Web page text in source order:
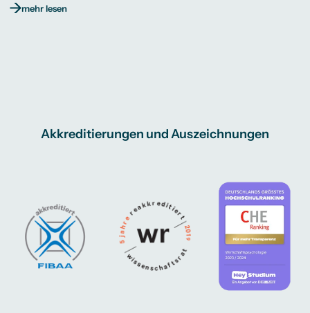
mehr lesen
Akkreditierungen und Auszeichnungen